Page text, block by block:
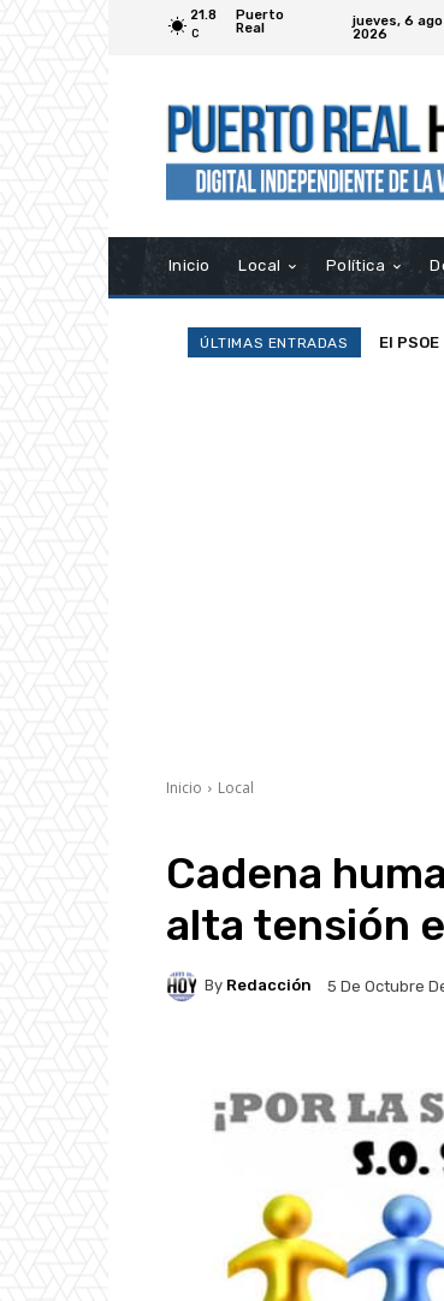
21.8
C
Puerto
Real
jueves, 6
2026
Inicio Local Política
ÚLTIMAS ENTRADAS La
Inicio Local
Cadena
alta tensión
By Redacción 5 De Octubre